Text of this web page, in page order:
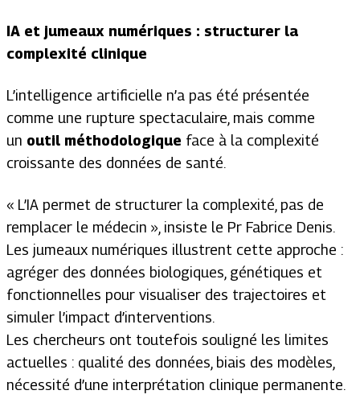
IA et jumeaux numériques : structurer la
complexité clinique
L’intelligence artificielle n’a pas été présentée
comme une rupture spectaculaire, mais comme
un outil méthodologique face à la complexité
croissante des données de santé.
« L’IA permet de structurer la complexité, pas de
remplacer le médecin », insiste le Pr Fabrice Denis.
Les jumeaux numériques illustrent cette approche :
agréger des données biologiques, génétiques et
fonctionnelles pour visualiser des trajectoires et
simuler l’impact d’interventions.
Les chercheurs ont toutefois souligné les limites
actuelles : qualité des données, biais des modèles,
nécessité d’une interprétation clinique permanente.